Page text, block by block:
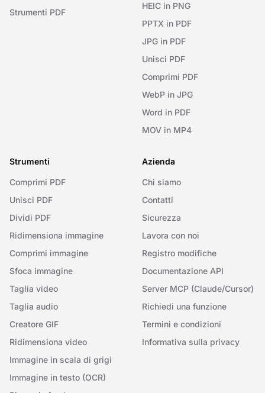
Strumenti PDF
HEIC in PNG
PPTX in PDF
JPG in PDF
Unisci PDF
Comprimi PDF
WebP in JPG
Word in PDF
MOV in MP4
Strumenti
Comprimi PDF
Unisci PDF
Dividi PDF
Ridimensiona immagine
Comprimi immagine
Sfoca immagine
Taglia video
Taglia audio
Creatore GIF
Ridimensiona video
Immagine in scala di grigi
Immagine in testo (OCR)
Azienda
Chi siamo
Contatti
Sicurezza
Lavora con noi
Registro modifiche
Documentazione API
Server MCP (Claude/Cursor)
Richiedi una funzione
Termini e condizioni
Informativa sulla privacy